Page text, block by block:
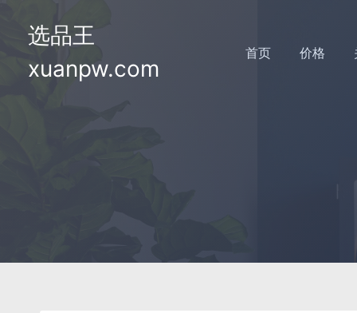
选品王
xuanpw.com
首页 价格